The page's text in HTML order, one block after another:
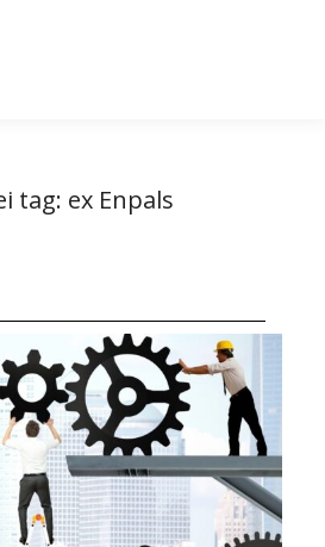
tag: ex Enpals